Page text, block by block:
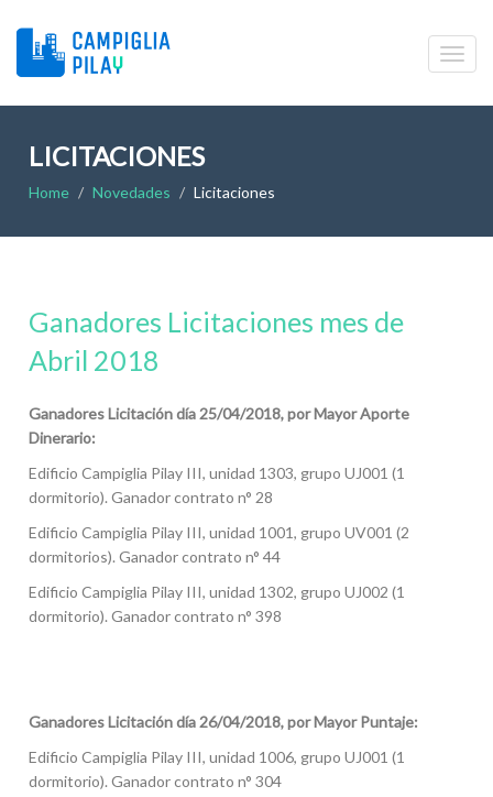
LICITACIONES
Home Novedades Licitaciones
Ganadores Licitaciones mes de
Abril 2018
Ganadores Licitación día 25/04/2018, por Mayor Aporte
Dinerario:
Edificio Campiglia Pilay III, unidad 1303, grupo UJ001 (1
dormitorio). Ganador contrato n° 28
Edificio Campiglia Pilay III, unidad 1001, grupo UV001 (2
dormitorios). Ganador contrato n° 44
Edificio Campiglia Pilay III, unidad 1302, grupo UJ002 (1
dormitorio). Ganador contrato n° 398
Ganadores Licitación día 26/04/2018, por Mayor Puntaje:
Edificio Campiglia Pilay III, unidad 1006, grupo UJ001 (1
dormitorio). Ganador contrato n° 304